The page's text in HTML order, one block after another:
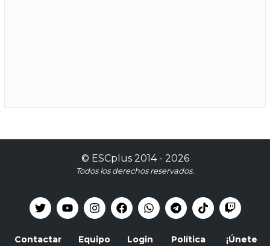
© ESCplus2014 - 2026
Todos los derechos reservados.
Contactar Equipo Login Política ¡Únete